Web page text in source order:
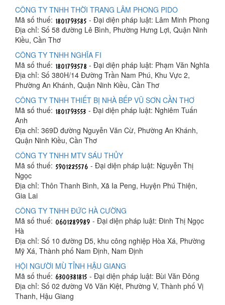
CÔNG TY TNHH THỜI TRANG LÂM PHONG PIDO
Mã số thuế:
- Đại diện pháp luật: Lâm Minh Phong
Địa chỉ: Số 58 đường Lê Bình, Phường Hưng Lợi, Quận Ninh
Kiều, Cần Thơ
CÔNG TY TNHH NGHĨA FI
Mã số thuế:
- Đại diện pháp luật: Phạm Văn Nghĩa
Địa chỉ: Số 380H/14 Đường Trần Nam Phú, Khu Vực 2,
Phường An Khánh, Quận Ninh Kiều, Cần Thơ
CÔNG TY TNHH THIẾT BỊ NHÀ BẾP VŨ SƠN CẦN THƠ
Mã số thuế:
- Đại diện pháp luật: Nghiêm Tuấn
Anh
Địa chỉ: 369D đường Nguyễn Văn Cừ, Phường An Khánh,
Quận Ninh Kiều, Cần Thơ
CÔNG TY TNHH MTV SÁU THỦY
Mã số thuế:
- Đại diện pháp luật: Nguyễn Thị
Ngọc
Địa chỉ: Thôn Thanh Bình, Xã Ia Peng, Huyện Phú Thiện,
Gia Lai
CÔNG TY TNHH ĐỨC HÀ CƯỜNG
Mã số thuế:
- Đại diện pháp luật: Đinh Thị Ngọc
Hà
Địa chỉ: Số 10 đường D5, khu công nghiệp Hòa Xá, Phường
Mỹ Xá, Thành phố Nam Định, Nam Định
HỘI NGƯỜI MÙ TỈNH HẬU GIANG
Mã số thuế:
- Đại diện pháp luật: Bùi Văn Đông
Địa chỉ: Số 02 đường Võ Văn Kiệt, Phường V, Thành phố Vị
Thanh, Hậu Giang